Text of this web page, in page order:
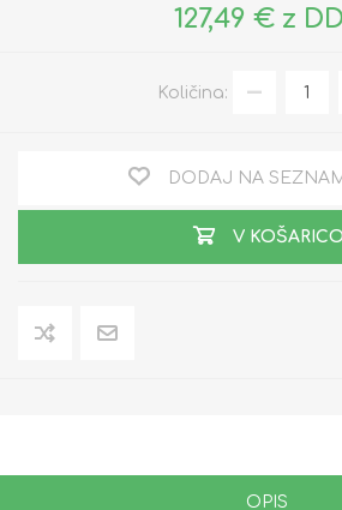
127,49 € z
Količina:
DODAJ NA
V KOŠARICO
OPIS